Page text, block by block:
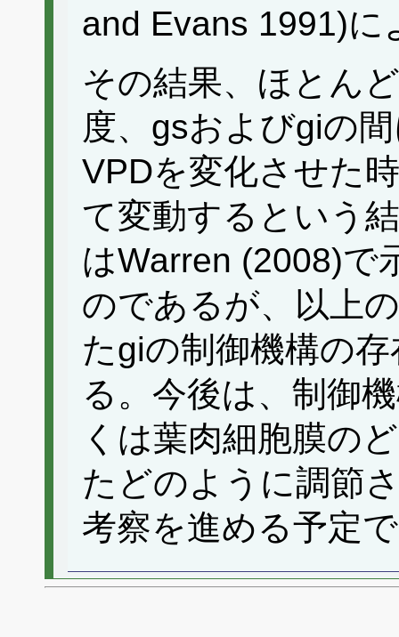
and Evans 1991)に
その結果、ほとん
度、gsおよびgiの
VPDを変化させた
て変動するという
はWarren (2008)で
のであるが、以上
たgiの制御機構の
る。今後は、制御
くは葉肉細胞膜の
たどのように調節
考察を進める予定